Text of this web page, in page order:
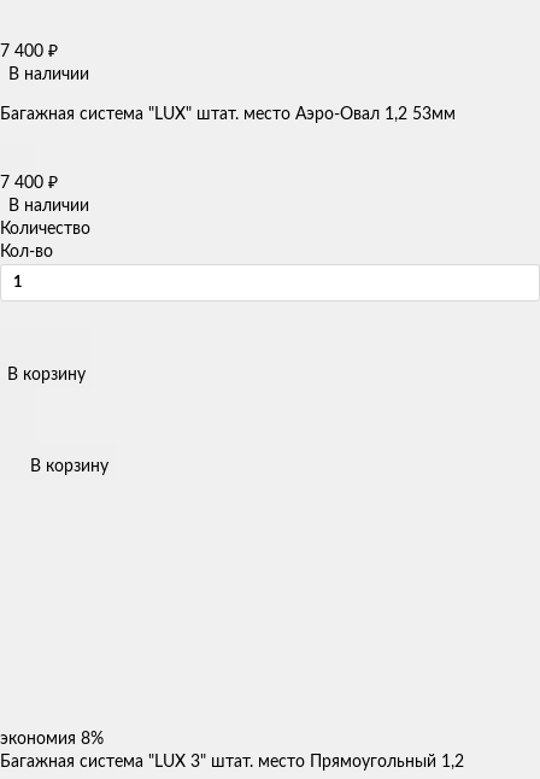
7 400 ₽
В наличии
Багажная система "LUX" штат. место Аэро-Овал 1,2 53мм
7 400 ₽
В наличии
Количество
Кол-во
В корзину
В корзину
экономия 8%
Багажная система "LUX 3" штат. место Прямоугольный 1,2